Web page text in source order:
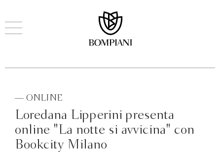
— ONLINE
Loredana Lipperini presenta
online "La notte si avvicina" con
Bookcity Milano